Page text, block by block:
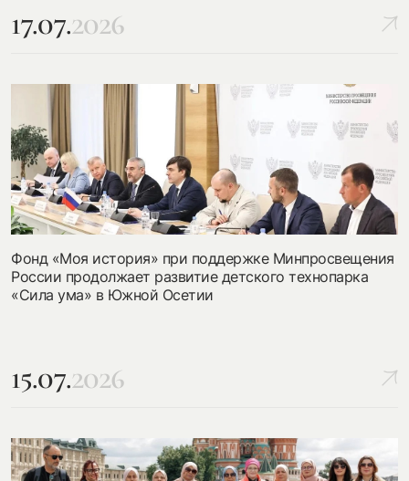
17.07.2026
Фонд «Моя история» при поддержке Минпросвещения
России продолжает развитие детского технопарка
«Сила ума» в Южной Осетии
15.07.2026